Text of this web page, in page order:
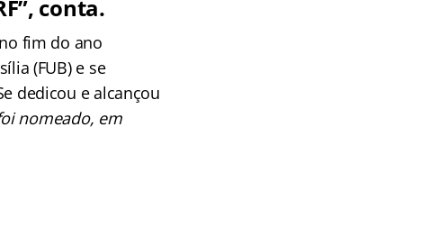
conta.
fim do ano
(FUB) e se
dedicou e alcançou
nomeado, em